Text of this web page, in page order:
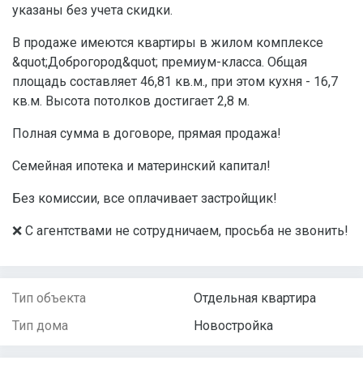
указаны без учета скидки.
В продаже имеются квартиры в жилом комплексе
&quot;Доброгород&quot; премиум-класса. Общая
площадь составляет 46,81 кв.м., при этом кухня - 16,7
кв.м. Высота потолков достигает 2,8 м.
Полная сумма в договоре, прямая продажа!
Семейная ипотека и материнский капитал!
Без комиссии, все оплачивает застройщик!
❌ С агентствами не сотрудничаем, просьба не звонить!
Тип объекта
Отдельная квартира
Тип дома
Новостройка